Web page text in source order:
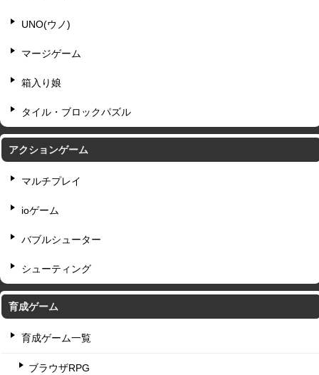
UNO(ウノ)
マージゲーム
箱入り娘
タイル・ブロックパズル
アクションゲーム
マルチプレイ
ioゲーム
バブルシューター
シューティング
育成ゲーム
育成ゲーム一覧
ブラウザRPG